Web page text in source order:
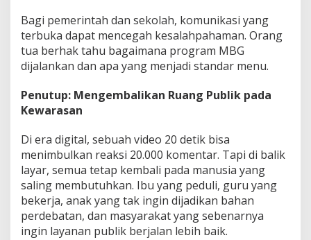
Bagi pemerintah dan sekolah, komunikasi yang
terbuka dapat mencegah kesalahpahaman. Orang
tua berhak tahu bagaimana program MBG
dijalankan dan apa yang menjadi standar menu.
Penutup: Mengembalikan Ruang Publik pada
Kewarasan
Di era digital, sebuah video 20 detik bisa
menimbulkan reaksi 20.000 komentar. Tapi di balik
layar, semua tetap kembali pada manusia yang
saling membutuhkan. Ibu yang peduli, guru yang
bekerja, anak yang tak ingin dijadikan bahan
perdebatan, dan masyarakat yang sebenarnya
ingin layanan publik berjalan lebih baik.